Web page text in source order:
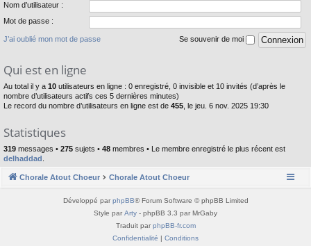
Nom d’utilisateur :
Mot de passe :
J’ai oublié mon mot de passe Se souvenir de moi
Qui est en ligne
Au total il y a 10 utilisateurs en ligne : 0 enregistré, 0 invisible et 10 invités (d’après le
nombre d’utilisateurs actifs ces 5 dernières minutes)
Le record du nombre d’utilisateurs en ligne est de 455 , le jeu. 6 nov. 2025 19:30
Statistiques
319 messages • 275 sujets • 48 membres • Le membre enregistré le plus récent est
delhaddad
Chorale Atout Choeur Chorale Atout Choeur
Développé par phpBB® Forum Software © phpBB Limited
Style par Arty - phpBB 3.3 par MrGaby
Traduit par phpBB-fr.com
Confidentialité
Conditions